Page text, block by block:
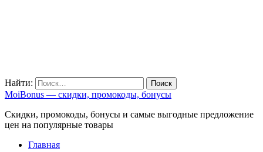
Найти:
MoiBonus — скидки, промокоды, бонусы
Скидки, промокоды, бонусы и самые выгодные предложение
цен на популярные товары
Главная